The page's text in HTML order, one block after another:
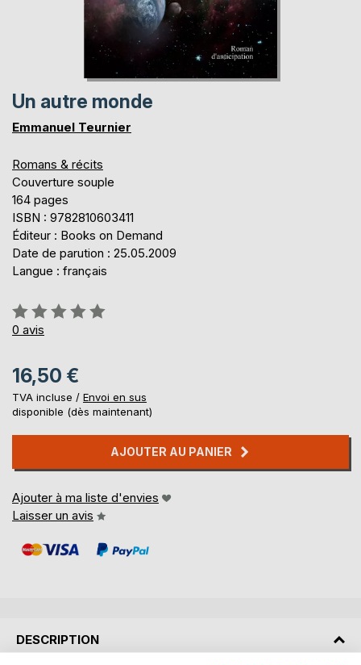
Un autre monde
Emmanuel Teurnier
Romans & récits
Couverture souple
164 pages
ISBN : 9782810603411
Éditeur : Books on Demand
Date de parution : 25.05.2009
Langue : français
Évaluation:
0%
0 avis
16,50 €
TVA incluse / Envoi en sus
disponible (dès maintenant)
AJOUTER AU PANIER
Ajouter à ma liste d'envies
Laisser un avis
DESCRIPTION